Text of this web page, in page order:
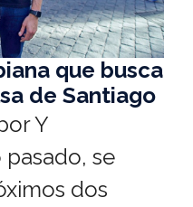
que busca
de Santiago
Y
se
dos